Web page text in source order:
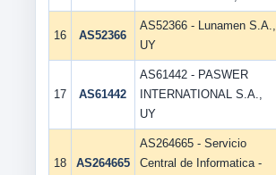
16 AS52366
AS52366 - Lunamen S.A.,
UY
17 AS61442
AS61442 - PASWER
INTERNATIONAL S.A.,
UY
18 AS264665
AS264665 - Servicio
Central de Informatica -